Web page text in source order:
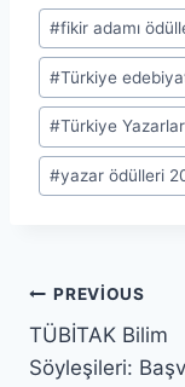
Post
Tags:
#fikir adamı
#Türkiye
#Türkiye
#yazar ödülleri
Yazı
PREVIOUS
TÜBİTAK Bilim
Söyleşileri: